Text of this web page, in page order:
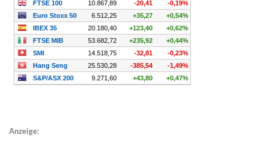
Anzeige: